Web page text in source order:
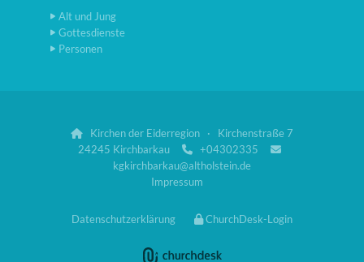
Alt und Jung
Gottesdienste
Personen

Kirchen der Eiderregion · Kirchenstraße 7
24245 Kirchbarkau
 +04302335 
kgkirchbarkau@altholstein.de
Impressum
Datenschutzerklärung ChurchDesk-Login